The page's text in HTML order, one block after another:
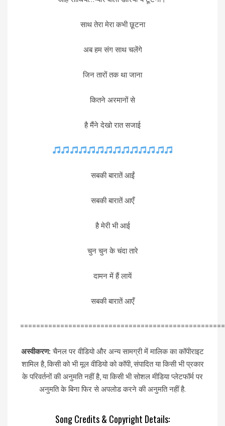
साथ तेरा मेरा कभी छूटना
अब हम संग साथ चलेंगे
जिन तारों तक था जाना
कितने अरमानों से
है मैंने देखो रात सजाई
सबकी बारातें आईं
सबकी बारातें आएँ
है मेरी भी आई
चुन चुन के चंदा तारे
दामन में हैं लायें
सबकी बारातें आएँ
अस्वीकरण: चैनल पर वीडियो और अन्य सामग्री में मालिक का कॉपीराइट
शामिल है, किसी को भी मूल वीडियो को कॉपी, संपादित या किसी भी प्रकार
के परिवर्तनों की अनुमति नहीं है, या किसी भी सोशल मीडिया प्लेटफॉर्म पर
अनुमति के बिना फिर से अपलोड करने की अनुमति नहीं है.
Song Credits & Copyright Details: